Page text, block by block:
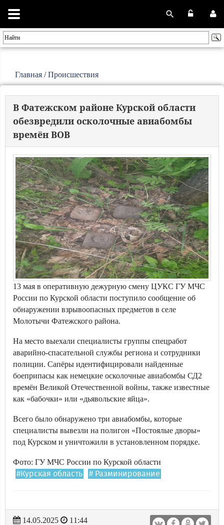
Главная /Происшествия
В Фатежском районе Курской области
обезвредили осколочные авиабомбы
времён ВОВ
13 мая в оперативную дежурную смену ЦУКС ГУ МЧС
России по Курской области поступило сообщение об
обнаружении взрывоопасных предметов в селе
Молотычи Фатежского района.
На место выехали специалисты группы спецработ
аварийно-спасательной службы региона и сотрудники
полиции. Сапёры идентифицировали найденные
боеприпасы как немецкие осколочные авиабомбы СД2
времён Великой Отечественной войны, также известные
как «бабочки» или «дьявольские яйца».
Всего было обнаружено три авиабомбы, которые
специалисты вывезли на полигон «Постоялые дворы»
под Курском и уничтожили в установленном порядке.
Фото: ГУ МЧС России по Курской области
#Курская область # Разминирование
14.05.2025
11:44